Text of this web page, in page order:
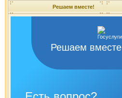
Решаем вместе!
Решаем вместе